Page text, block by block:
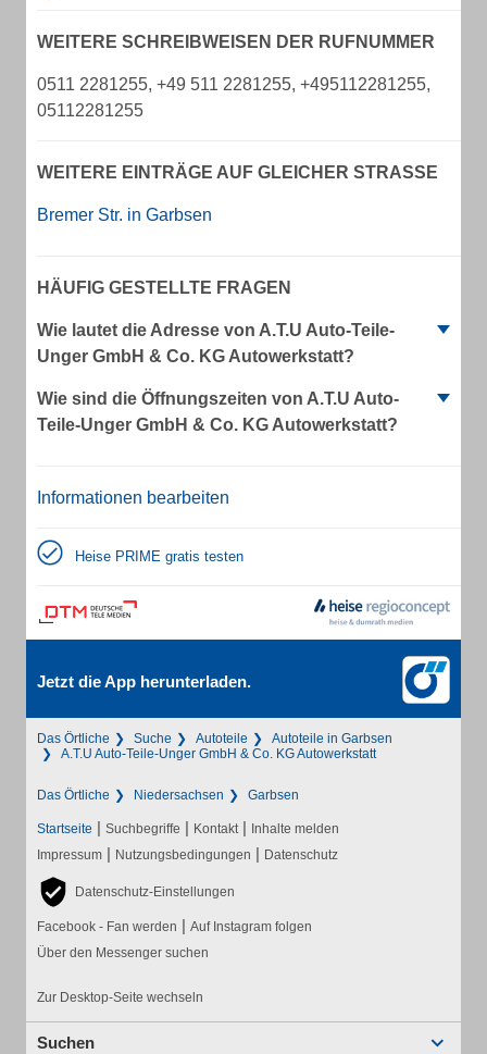
WEITERE SCHREIBWEISEN DER RUFNUMMER
0511 2281255, +49 511 2281255, +495112281255,
05112281255
WEITERE EINTRÄGE AUF GLEICHER STRASSE
Bremer Str. in Garbsen
HÄUFIG GESTELLTE FRAGEN
Wie lautet die Adresse von A.T.U Auto-Teile-
Unger GmbH & Co. KG Autowerkstatt?
Wie sind die Öffnungszeiten von A.T.U Auto-
Teile-Unger GmbH & Co. KG Autowerkstatt?
Informationen bearbeiten
Heise PRIME gratis testen
Jetzt die App herunterladen.
Das Örtliche Suche Autoteile
Autoteile in Garbsen
A.T.U Auto-Teile-Unger GmbH & Co. KG Autowerkstatt
Das Örtliche Niedersachsen Garbsen
Startseite | Suchbegriffe | Kontakt | Inhalte melden
Impressum | Nutzungsbedingungen | Datenschutz
Datenschutz-Einstellungen
Facebook - Fan werden | Auf Instagram folgen
Über den Messenger suchen
Zur Desktop-Seite wechseln
Suchen